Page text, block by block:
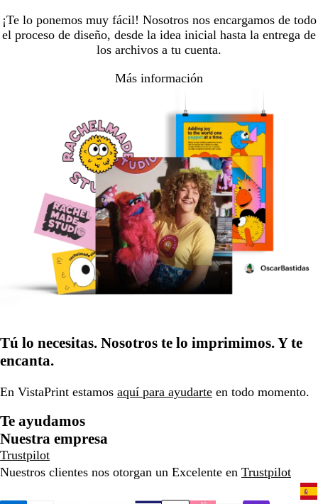
¡Te lo ponemos muy fácil! Nosotros nos encargamos de todo
el proceso de diseño, desde la idea inicial hasta la entrega de
los archivos a tu cuenta.
Más información
Tú lo necesitas. Nosotros te lo imprimimos. Y te
encanta.
En VistaPrint estamos aquí para ayudarte en todo momento.
Te ayudamos
Nuestra empresa
Trustpilot
Nuestros clientes nos otorgan un Excelente en Trustpilot